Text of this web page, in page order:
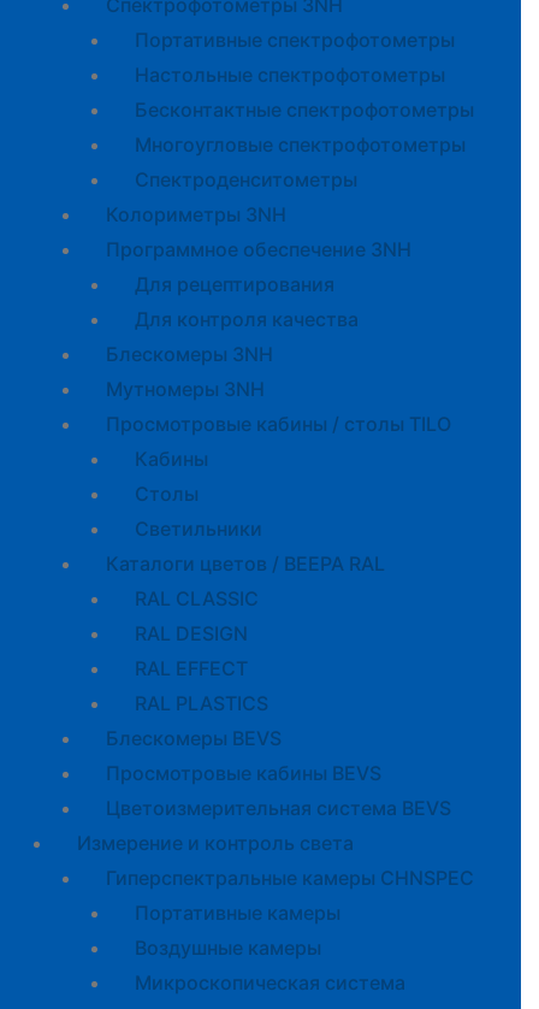
Спектрофотометры 3NH
Портативные спектрофотометры
Настольные спектрофотометры
Бесконтактные спектрофотометры
Многоугловые спектрофотометры
Спектроденситометры
Колориметры 3NH
Программное обеспечение 3NH
Для рецептирования
Для контроля качества
Блескомеры 3NH
Мутномеры 3NH
Просмотровые кабины / столы TILO
Кабины
Cтолы
Светильники
Каталоги цветов / BEEPA RAL
RAL CLASSIC
RAL DESIGN
RAL EFFECT
RAL PLASTICS
Блескомеры BEVS
Просмотровые кабины BEVS
Цветоизмерительная система BEVS
Измерение и контроль света
Гиперспектральные камеры CHNSPEC
Портативные камеры
Воздушные камеры
Микроскопическая система